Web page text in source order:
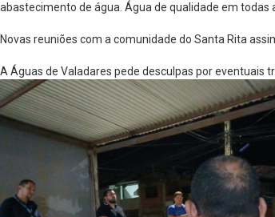
abastecimento de água. Água de qualidade em todas
Novas reuniões com a comunidade do Santa Rita
A Águas de Valadares pede desculpas por eventuais